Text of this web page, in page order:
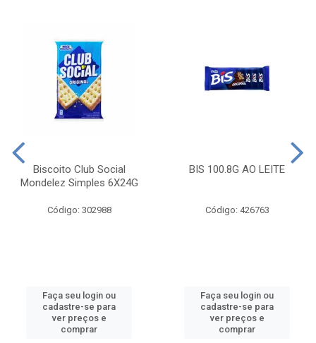
Biscoito Club Social
Mondelez Simples 6X24G
Código: 302988
Faça seu login ou
cadastre-se para
ver preços e
comprar
BIS 100.8G AO LEITE
Código: 426763
Faça seu login ou
cadastre-se para
ver preços e
comprar